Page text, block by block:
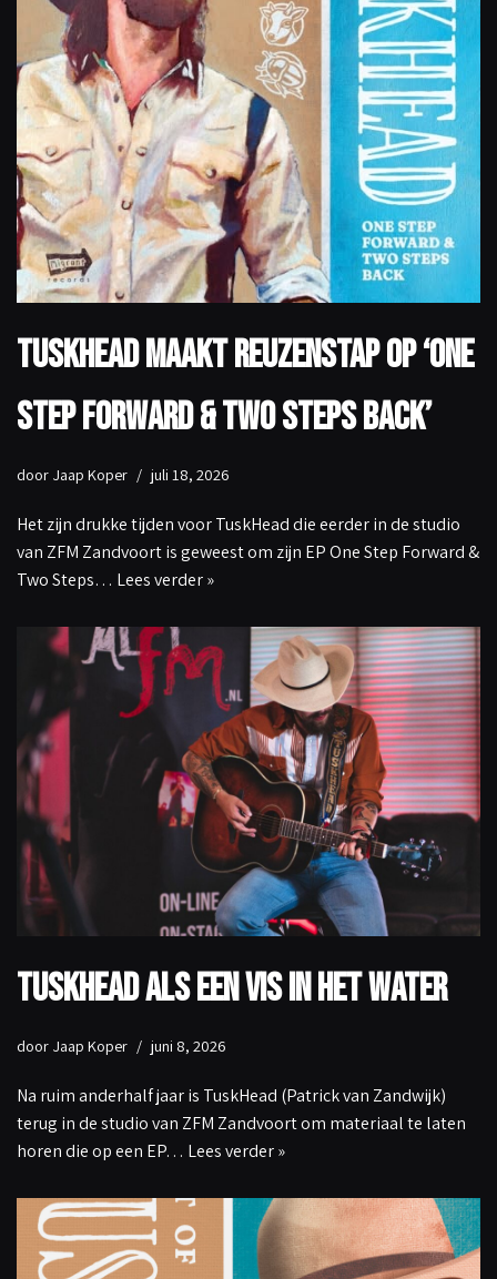
TuskHead maakt reuzenstap op ‘One
Step Forward & Two Steps Back’
door Jaap Koper juli 18, 2026
Het zijn drukke tijden voor TuskHead die eerder in de studio
van ZFM Zandvoort is geweest om zijn EP One Step Forward &
Two Steps… Lees verder »
TuskHead als een vis in het water
door Jaap Koper juni 8, 2026
Na ruim anderhalf jaar is TuskHead (Patrick van Zandwijk)
terug in de studio van ZFM Zandvoort om materiaal te laten
horen die op een EP… Lees verder »